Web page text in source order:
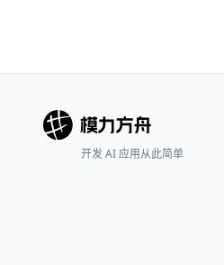
开发 AI 应用从此简单